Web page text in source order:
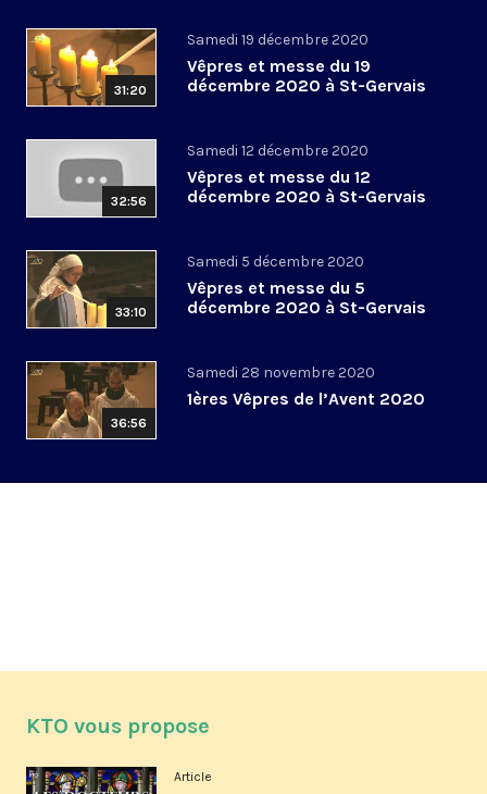
31:20
Samedi 19 décembre 2020
Vêpres et messe du 19
décembre 2020 à St-Gervais
32:56
Samedi 12 décembre 2020
Vêpres et messe du 12
décembre 2020 à St-Gervais
33:10
Samedi 5 décembre 2020
Vêpres et messe du 5
décembre 2020 à St-Gervais
36:56
Samedi 28 novembre 2020
1ères Vêpres de l’Avent 2020
KTO vous propose
Article